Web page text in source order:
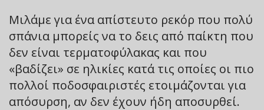
Μιλάμε για ένα απίστευτο ρεκόρ που πολύ
σπάνια μπορείς να το δεις από παίκτη που
δεν είναι τερματοφύλακας και που
«βαδίζει» σε ηλικίες κατά τις οποίες οι πιο
πολλοί ποδοσφαιριστές ετοιμάζονται για
απόσυρση, αν δεν έχουν ήδη αποσυρθεί.